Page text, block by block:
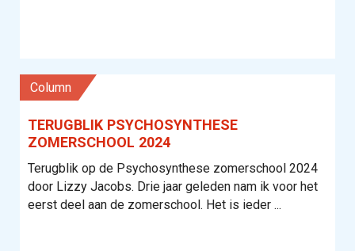
column
TERUGBLIK PSYCHOSYNTHESE
ZOMERSCHOOL 2024
Terugblik op de Psychosynthese zomerschool 2024
door Lizzy Jacobs. Drie jaar geleden nam ik voor het
eerst deel aan de zomerschool. Het is ieder ...